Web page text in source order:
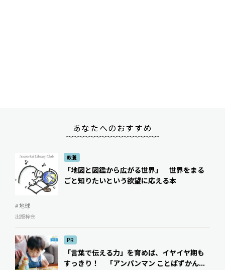
あなたへのおすすめ
教養
「地図と図鑑から広がる世界」 世界をまる
ごと知りたいという欲望に応える本
# 地球
出版梓会
PR
「言葉で伝える力」を育めば、イヤイヤ期も
すっきり！ 「アンパンマン ことばずかん...